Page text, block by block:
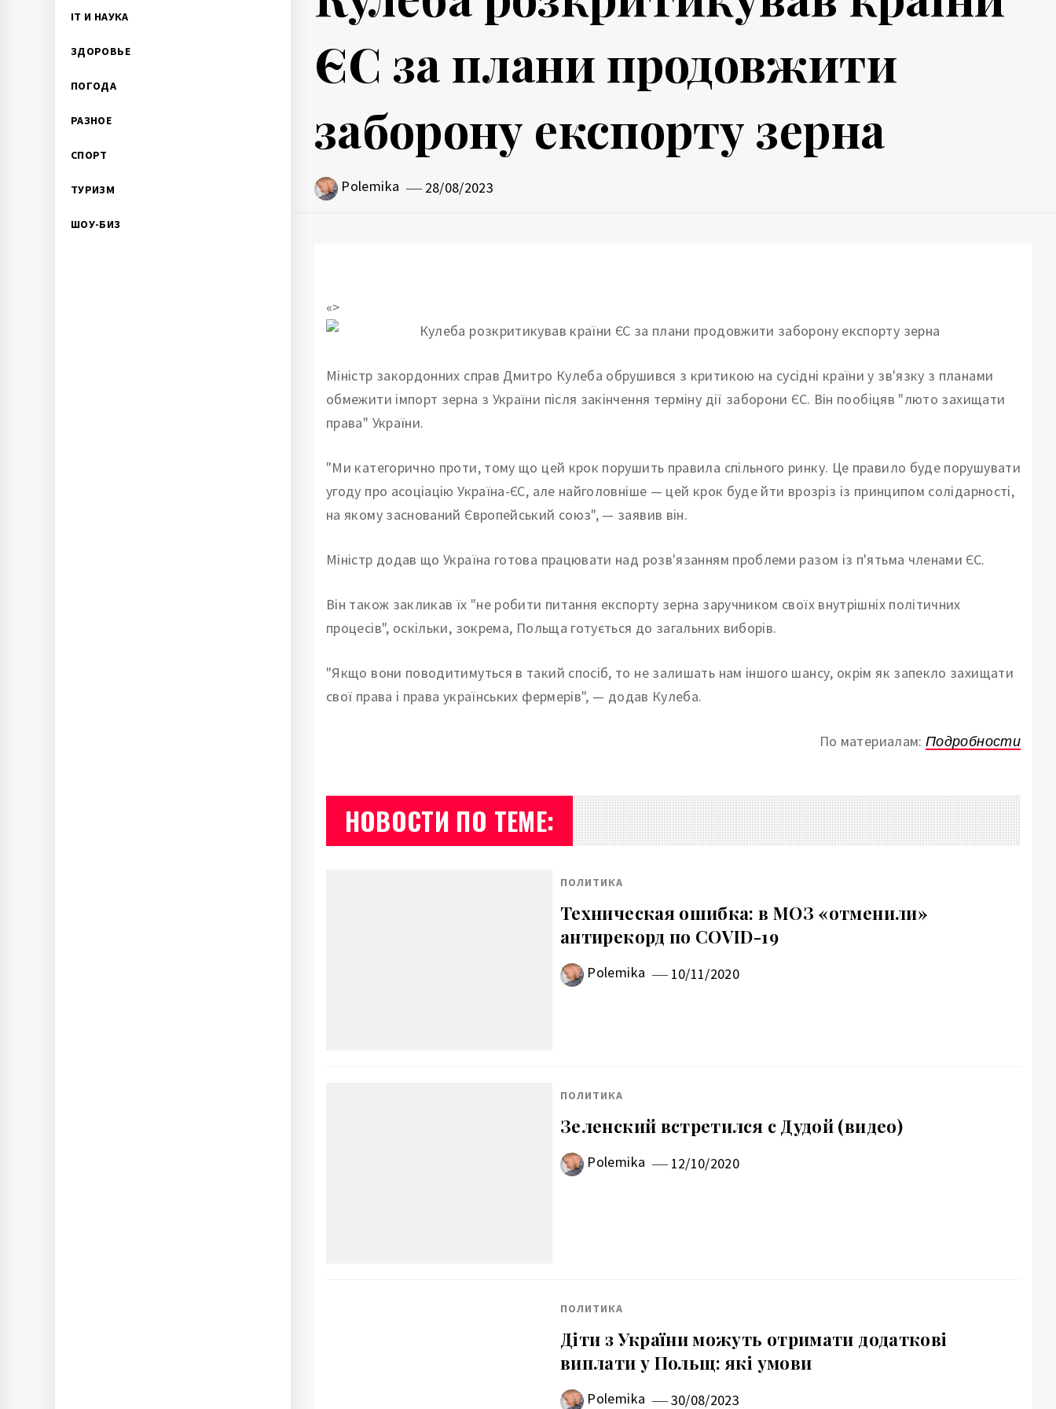
IT И НАУКА
ЗДОРОВЬЕ
ПОГОДА
РАЗНОЕ
СПОРТ
ТУРИЗМ
ШОУ-БИЗ
ЄС за плани продовжити
заборону експорту зерна
Polemika 28/08/2023
«>
Міністр закордонних справ Дмитро Кулеба обрушився з критикою на сусідні країни у зв'язку з планами
обмежити імпорт зерна з України після закінчення терміну дії заборони ЄС. Він пообіцяв "люто захищати
права" України.
"Ми категорично проти, тому що цей крок порушить правила спільного ринку. Це правило буде порушувати
угоду про асоціацію Україна-ЄС, але найголовніше — цей крок буде йти врозріз із принципом солідарності,
на якому заснований Європейський союз", — заявив він.
Міністр додав що Україна готова працювати над розв'язанням проблеми разом із п'ятьма членами ЄС.
Він також закликав їх "не робити питання експорту зерна заручником своїх внутрішніх політичних
процесів", оскільки, зокрема, Польща готується до загальних виборів.
"Якщо вони поводитимуться в такий спосіб, то не залишать нам іншого шансу, окрім як запекло захищати
свої права і права українських фермерів", — додав Кулеба.
По материалам:Подробности
НОВОСТИ ПО ТЕМЕ:
ПОЛИТИКА
Техническая ошибка: в МОЗ «отменили»
антирекорд по COVID-19
Polemika 10/11/2020
ПОЛИТИКА
Зеленский встретился с Дудой (видео)
Polemika 12/10/2020
ПОЛИТИКА
Діти з України можуть отримати додаткові
виплати у Польщ: які умови
Polemika 30/08/2023